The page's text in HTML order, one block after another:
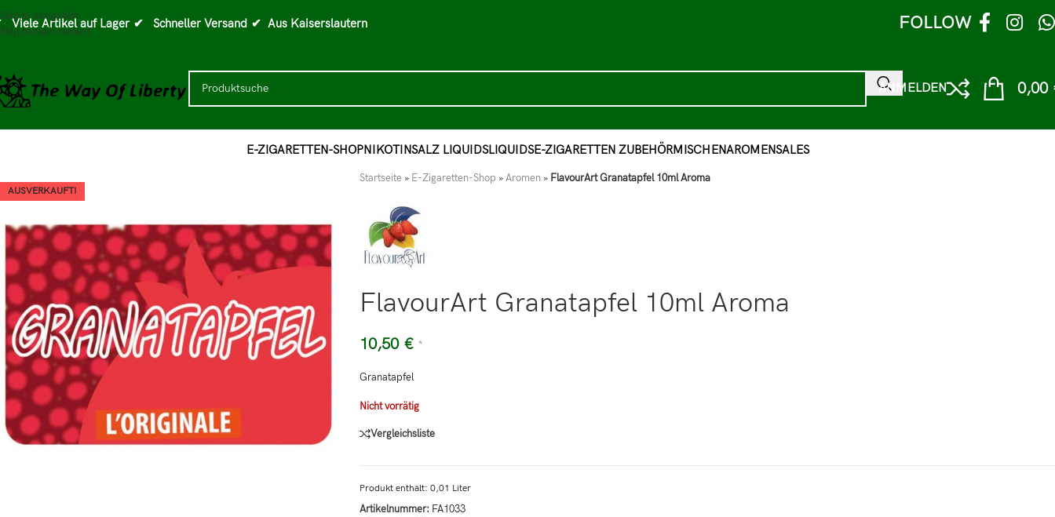
Skip to navigation
Skip to main content
Viele Artikel auf Lager ✔ Schneller Versand ✔ Aus Kaiserslautern FOLLOW
ANMELDEN 0,00
E-ZIGARETTEN-SHOPNIKOTINSALZ LIQUIDSLIQUIDSE-ZIGARETTEN ZUBEHÖRMISCHENAROMENSALES
AUSVERKAUFT!
Startseite » E-Zigaretten-Shop »Aromen » FlavourArt Granatapfel 10ml Aroma
FlavourArt Granatapfel 10ml Aroma
10,50 € *
Granatapfel
Nicht vorrätig
Vergleichsliste
Produkt enthält: 0,01 Liter
Artikelnummer: FA1033